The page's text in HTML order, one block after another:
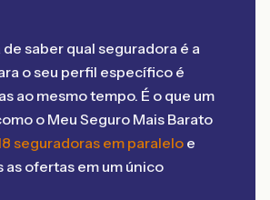
saber qual seguradora é a
o seu perfil específico é
ao mesmo tempo. É o que um
o Meu Seguro Mais Barato
seguradoras em paralelo e
ofertas em um único